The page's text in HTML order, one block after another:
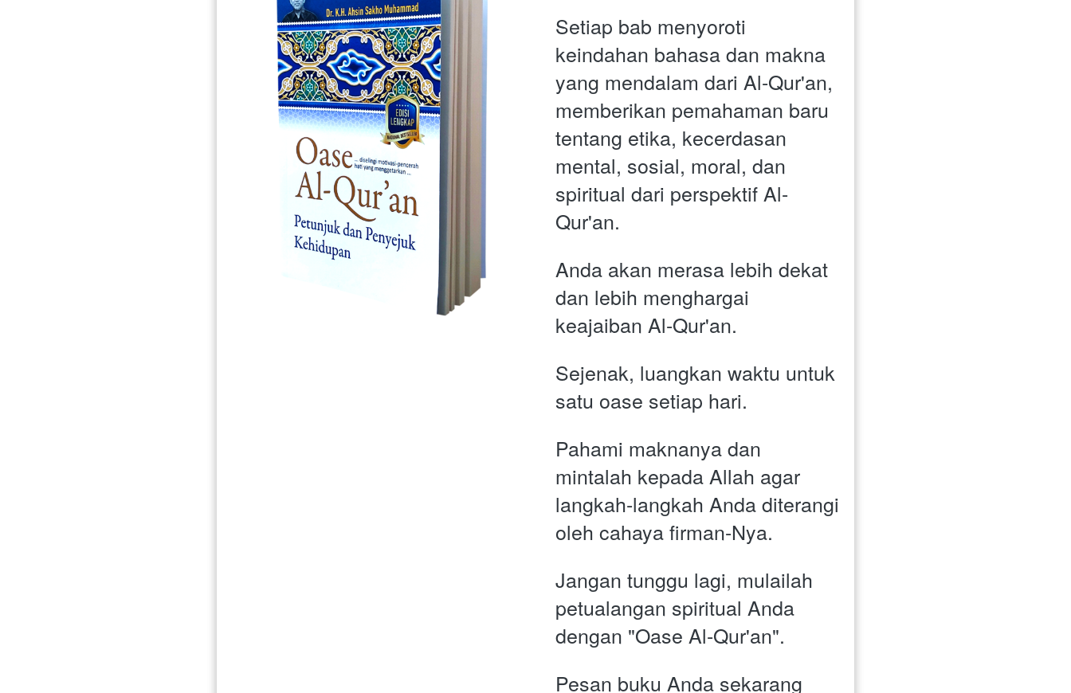
Setiap bab menyoroti
keindahan bahasa dan makna
yang mendalam dari Al-Qur'an,
memberikan pemahaman baru
tentang etika, kecerdasan
mental, sosial, moral, dan
spiritual dari perspektif Al-
Qur'an.
Anda akan merasa lebih dekat
dan lebih menghargai
keajaiban Al-Qur'an.
Sejenak, luangkan waktu untuk
satu oase setiap hari.
Pahami maknanya dan
mintalah kepada Allah agar
langkah-langkah Anda diterangi
oleh cahaya firman-Nya.
Jangan tunggu lagi, mulailah
petualangan spiritual Anda
dengan "Oase Al-Qur'an".
Pesan buku Anda sekarang